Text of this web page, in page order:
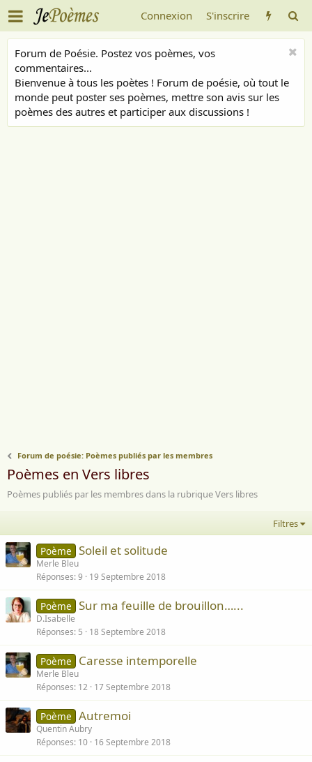
Connexion S'inscrire
Forum de Poésie. Postez vos poèmes, vos
commentaires...
Bienvenue à tous les poètes ! Forum de poésie, où tout le
monde peut poster ses poèmes, mettre son avis sur les
poèmes des autres et participer aux discussions !
Forum de poésie: Poèmes publiés par les membres
Poèmes en Vers libres
Poèmes publiés par les membres dans la rubrique Vers libres
Filtres
Poème Soleil et solitude
Merle Bleu
Réponses 9 19 Septembre 2018
Poème Sur ma feuille de brouillon…...
D.Isabelle
Réponses 5 18 Septembre 2018
Poème Caresse intemporelle
Merle Bleu
Réponses 12 17 Septembre 2018
Poème Autremoi
Quentin Aubry
Réponses 10 16 Septembre 2018